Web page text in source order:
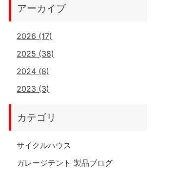
アーカイブ
2026 (17)
2025 (38)
2024 (8)
2023 (3)
カテゴリ
サイクルハウス
ガレージテント 製品ブログ